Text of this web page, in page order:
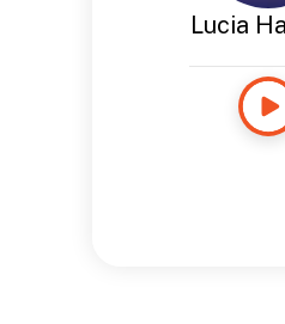
Lucia